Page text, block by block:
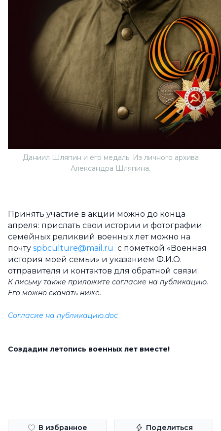
Даниил Шляпин и его медаль. Из личного архива
Александра Шляпина.
Принять участие в акции можно до конца
апреля: прислать свои истории и фотографии
семейных реликвий военных лет можно на
почту spbculture@mail.ru с пометкой «Военная
история моей семьи» и указанием Ф.И.О.
отправителя и контактов для обратной связи.
К письму также приложите согласие на публикацию.
Его можно скачать ниже.
Согласие на публикацию.doc
Создадим летопись военных лет вместе!
В избранное Поделиться